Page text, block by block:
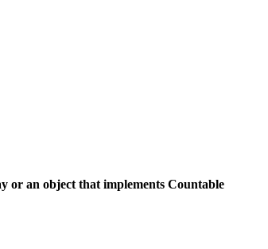
or an object that implements Countable